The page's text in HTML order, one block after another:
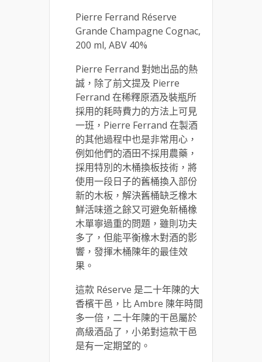
Pierre Ferrand Réserve
Grande Champagne Cognac,
200 ml, ABV 40%
Pierre Ferrand 對她出品的熱
誠，除了前文提及 Pierre
Ferrand 在稀釋原酒及裝瓶所
採用的耗時費力的方法上可見
一班，Pierre Ferrand 在製酒
的其他過程中也是非常用心，
例如他們的酒田不採用農藥，
採用特別的木桶換板技術，將
使用一段日子的舊桶換入部份
新的木板，解決舊桶缺乏橡木
鮮活味道之餘又可避免新桶橡
木單寧過重的問題，雖則功夫
多了，但能平衡橡木對酒的影
響，發揮木桶陳年的最佳效
果。
這款 Réserve 是二十年陳的大
香檳干邑，比 Ambre 陳年時間
多一倍，二十年陳的干邑屬於
高級酒品了，小弟對這款干邑
是有一定期望的。